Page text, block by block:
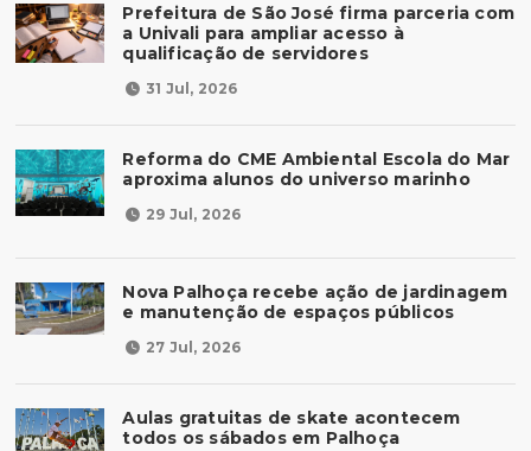
Prefeitura de São José firma parceria com
a Univali para ampliar acesso à
qualificação de servidores
31 Jul, 2026
Reforma do CME Ambiental Escola do Mar
aproxima alunos do universo marinho
29 Jul, 2026
Nova Palhoça recebe ação de jardinagem
e manutenção de espaços públicos
27 Jul, 2026
Aulas gratuitas de skate acontecem
todos os sábados em Palhoça